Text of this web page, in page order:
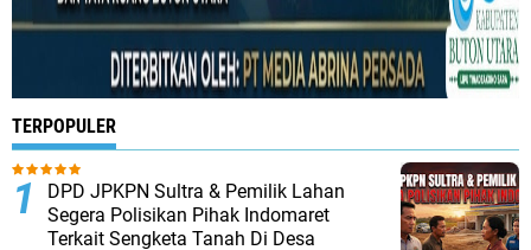
TERPOPULER
DPD JPKPN Sultra & Pemilik Lahan
Segera Polisikan Pihak Indomaret
Terkait Sengketa Tanah Di Desa